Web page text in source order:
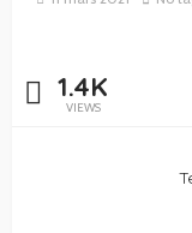
1.4K
VIEWS